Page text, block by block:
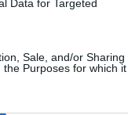
Data for Targeted
Sale, and/or Sharing
Purposes for which it
măsură
se mai efectueze